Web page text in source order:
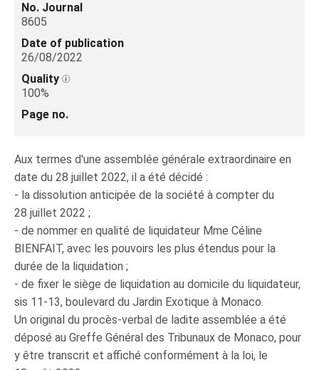
No. Journal
8605
Date of publication
26/08/2022
Quality
100%
Page no.
Aux termes d'une assemblée générale extraordinaire en
date du 28 juillet 2022, il a été décidé :
- la dissolution anticipée de la société à compter du
28 juillet 2022 ;
- de nommer en qualité de liquidateur Mme Céline
BIENFAIT, avec les pouvoirs les plus étendus pour la
durée de la liquidation ;
- de fixer le siège de liquidation au domicile du liquidateur,
sis 11-13, boulevard du Jardin Exotique à Monaco.
Un original du procès-verbal de ladite assemblée a été
déposé au Greffe Général des Tribunaux de Monaco, pour
y être transcrit et affiché conformément à la loi, le